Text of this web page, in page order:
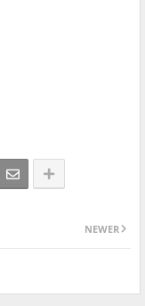
NEWER